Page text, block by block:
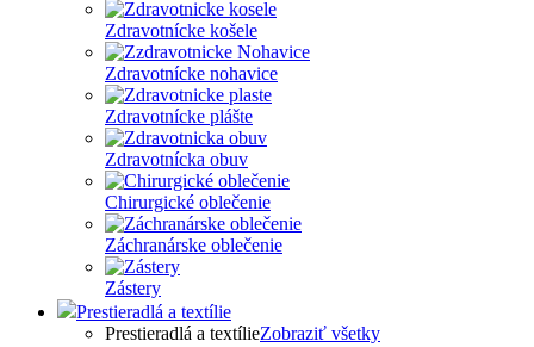
Zdravotnícke košele
Zdravotnícke nohavice
Zdravotnícke plášte
Zdravotnícka obuv
Chirurgické oblečenie
Záchranárske oblečenie
Zástery
Prestieradlá a textílie
Prestieradlá a textílieZobraziť všetky